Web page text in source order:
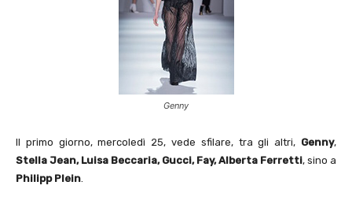
Genny
Il primo giorno, mercoledì 25, vede sfilare, tra gli altri, Genny,
Stella Jean, Luisa Beccaria, Gucci, Fay, Alberta Ferretti, sino a
Philipp Plein